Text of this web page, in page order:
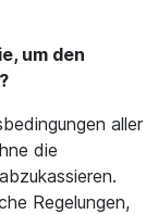
um den
aller
die
Regelungen,